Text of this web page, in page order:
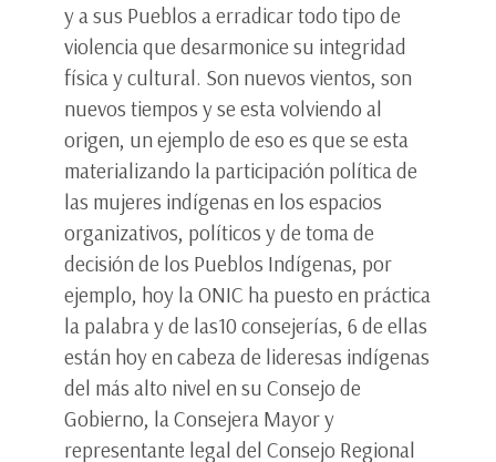
y a sus Pueblos a erradicar todo tipo de
violencia que desarmonice su integridad
física y cultural. Son nuevos vientos, son
nuevos tiempos y se esta volviendo al
origen, un ejemplo de eso es que se esta
materializando la participación política de
las mujeres indígenas en los espacios
organizativos, políticos y de toma de
decisión de los Pueblos Indígenas, por
ejemplo, hoy la ONIC ha puesto en práctica
la palabra y de las10 consejerías, 6 de ellas
están hoy en cabeza de lideresas indígenas
del más alto nivel en su Consejo de
Gobierno, la Consejera Mayor y
representante legal del Consejo Regional